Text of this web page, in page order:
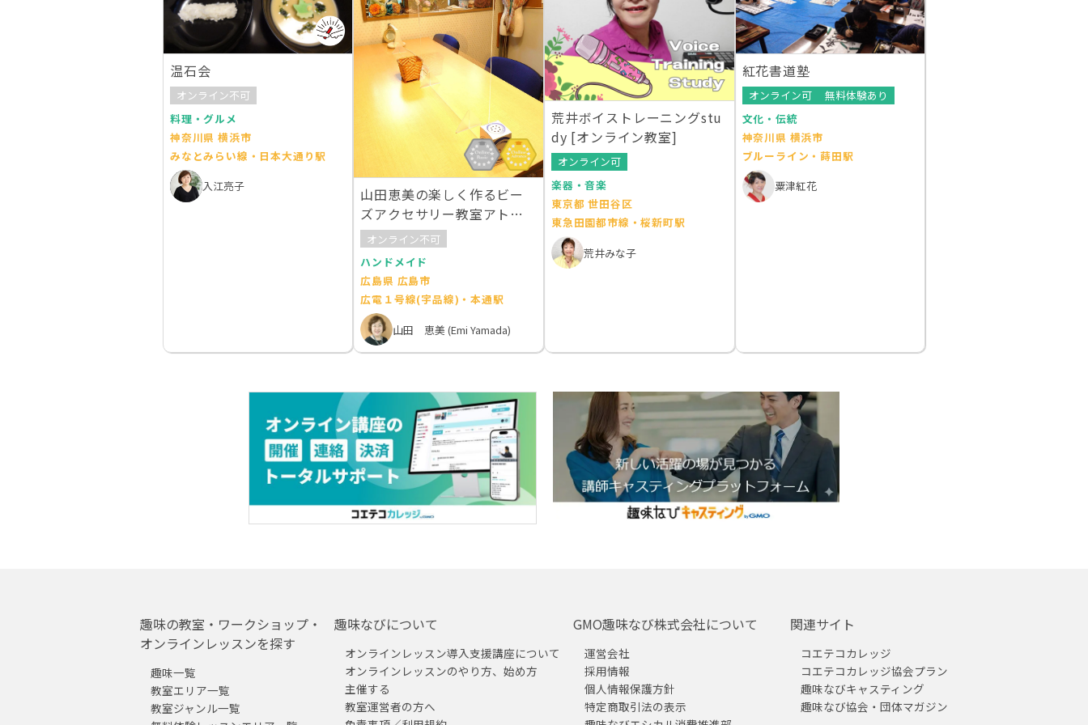
温石会
オンライン不可
料理・グルメ
神奈川県 横浜市
みなとみらい線・日本大通り駅
入江亮子
山田恵美の楽しく作るビー
ズアクセサリー教室アトリ
エChocoo
オンライン不可
ハンドメイド
広島県 広島市
広電１号線(宇品線)・本通駅
山田 恵美 (Emi Yamada)
荒井ボイストレーニングstu
dy [オンライン教室]
オンライン可
楽器・音楽
東京都 世田谷区
東急田園都市線・桜新町駅
荒井みな子
紅花書道塾
オンライン可
無料体験あり
文化・伝統
神奈川県 横浜市
ブルーライン・蒔田駅
粟津紅花
趣味の教室・ワークショップ・
オンラインレッスンを探す
趣味一覧
教室エリア一覧
教室ジャンル一覧
趣味なびについて
オンラインレッスン導入支援講座について
オンラインレッスンのやり方、始め方
主催する
教室運営者の方へ
GMO趣味なび株式会社について
運営会社
採用情報
個人情報保護方針
特定商取引法の表示
関連サイト
コエテコカレッジ
コエテコカレッジ協会プラン
趣味なびキャスティング
趣味なび協会・団体マガジン